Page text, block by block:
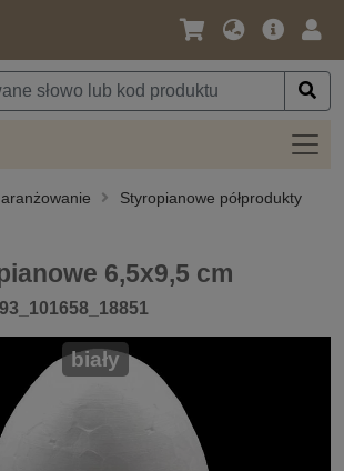
Język
Waluta
Oferta
Styropianowe półprodukty
6,5x9,5 cm
biały